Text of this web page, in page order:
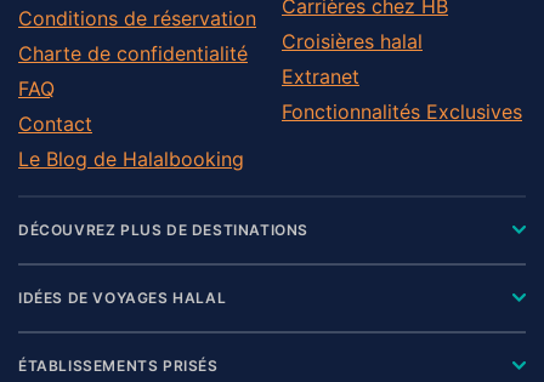
Conditions de réservation
Charte de confidentialité
FAQ
Contact
Le Blog de Halalbooking
Carrières chez HB
Croisières halal
Extranet
Fonctionnalités Exclusives
DÉCOUVREZ PLUS DE DESTINATIONS
IDÉES DE VOYAGES HALAL
ÉTABLISSEMENTS PRISÉS